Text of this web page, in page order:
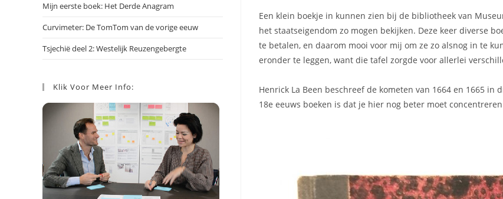
Een klein boekje in kunnen zien bij de bibliotheek van
het staatseigendom zo mogen bekijken. Deze keer diverse
te betalen, en daarom mooi voor mij om ze zo alsnog in te
eronder te leggen, want die tafel zorgde voor allerlei
Henrick La Been beschreef de kometen van 1664 en 1665
18e eeuws boeken is dat je hier nog beter moet
Mijn eerste boek: Het Derde Anagram
Curvimeter: De TomTom van de vorige eeuw
Tsjechië deel 2: Westelijk Reuzengebergte
Klik Voor Meer Info: